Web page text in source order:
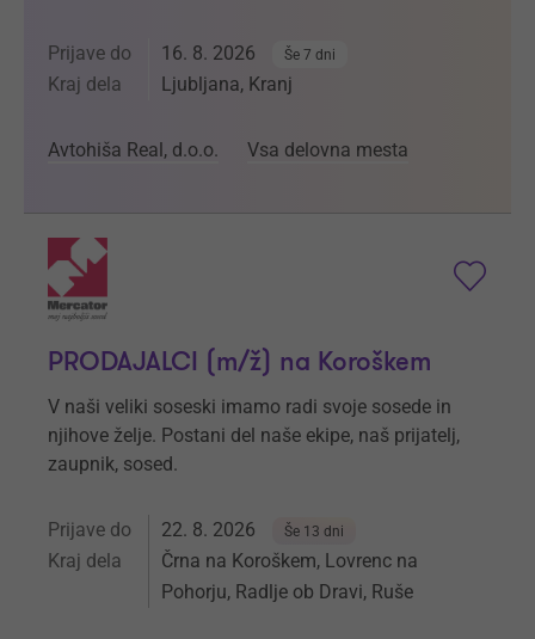
Prijave do 16. 8. 2026 Še 7 dni
Kraj dela Ljubljana, Kranj
Avtohiša Real, d.o.o. Vsa delovna mesta
PRODAJALCI (m/ž) na Koroškem
V naši veliki soseski imamo radi svoje sosede in
njihove želje. Postani del naše ekipe, naš prijatelj,
zaupnik, sosed.
Prijave do 22. 8. 2026 Še 13 dni
Kraj dela
Črna na Koroškem, Lovrenc na
Pohorju, Radlje ob Dravi, Ruše